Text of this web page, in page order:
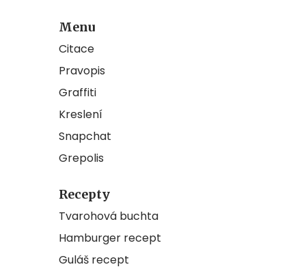
Menu
Citace
Pravopis
Graffiti
Kreslení
Snapchat
Grepolis
Recepty
Tvarohová buchta
Hamburger recept
Guláš recept